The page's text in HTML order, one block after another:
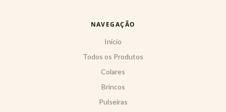
NAVEGAÇÃO
Início
Todos os Produtos
Colares
Brincos
Pulseiras